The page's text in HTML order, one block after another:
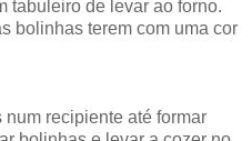
tabuleiro de levar ao forno.
bolinhas terem com uma cor
recipiente até formar